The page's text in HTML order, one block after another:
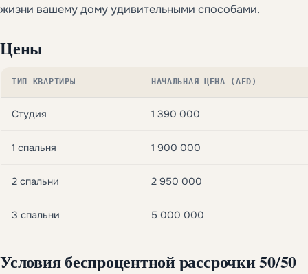
жизни вашему дому удивительными способами.
Цены
ТИП КВАРТИРЫ НАЧАЛЬНАЯ ЦЕНА (AED)
Студия 1 390 000
1 спальня 1 900 000
2 спальни 2 950 000
3 спальни 5 000 000
Условия беспроцентной рассрочки 50/50